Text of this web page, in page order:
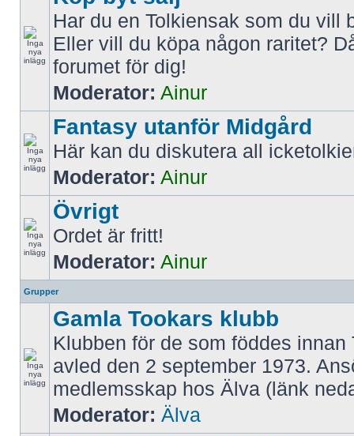
Har du en Tolkiensak som du vill
Eller vill du köpa någon raritet?
forumet för dig!
Moderator: Ainur
Fantasy utanför Midgård
Här kan du diskutera all
Moderator: Ainur
Övrigt
Ordet är fritt!
Moderator: Ainur
Grupper
Gamla Tookars klubb
Klubben för de som föddes innan
avled den 2 september 1973.
medlemsskap hos Älva (länk
Moderator: Älva